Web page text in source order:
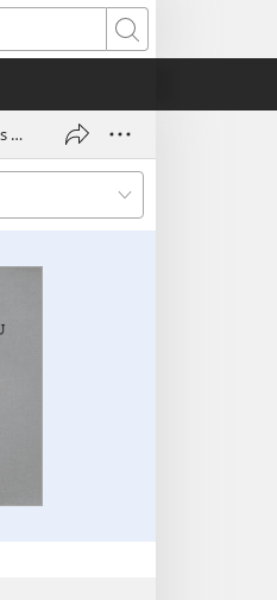
Hae
Jeesuksen maanpäällisen elämän tärkeimmät tapahtumat: Jeesuksen huomattava palvelus Galileassa (1. osa)